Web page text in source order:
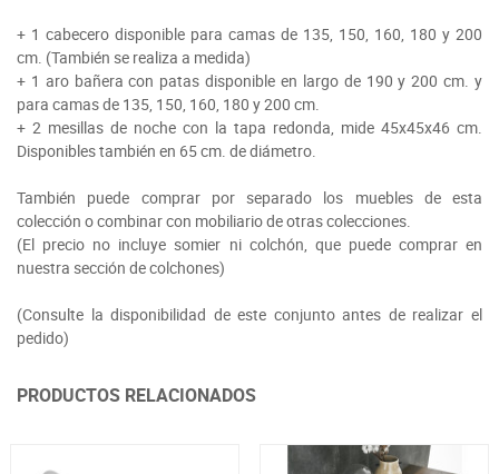
+ 1 cabecero disponible para camas de 135, 150, 160, 180 y 200
cm. (También se realiza a medida)
+ 1 aro bañera con patas disponible en largo de 190 y 200 cm. y
para camas de 135, 150, 160, 180 y 200 cm.
+ 2 mesillas de noche con la tapa redonda, mide 45x45x46 cm.
Disponibles también en 65 cm. de diámetro.
También puede comprar por separado los muebles de esta
colección o combinar con mobiliario de otras colecciones.
(El precio no incluye somier ni colchón, que puede comprar en
nuestra sección de colchones)
(Consulte la disponibilidad de este conjunto antes de realizar el
pedido)
PRODUCTOS RELACIONADOS